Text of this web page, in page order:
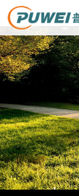
网站首页
关于我们
产品中心
主营业务
成功案例